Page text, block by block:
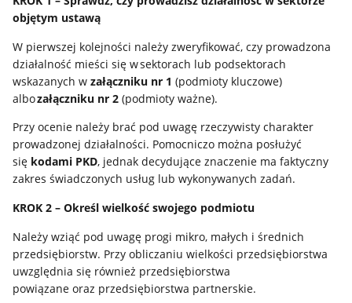
objętym ustawą
W pierwszej kolejności należy zweryfikować, czy prowadzona
działalność mieści się w sektorach lub podsektorach
wskazanych wzałączniku nr 1 (podmioty kluczowe)
albozałączniku nr 2 (podmioty ważne).
Przy ocenie należy brać pod uwagę rzeczywisty charakter
prowadzonej działalności. Pomocniczo można posłużyć
się kodami PKD, jednak decydujące znaczenie ma faktyczny
zakres świadczonych usług lub wykonywanych zadań.
KROK 2 – Określ wielkość swojego podmiotu
Należy wziąć pod uwagę progi mikro, małych i średnich
przedsiębiorstw. Przy obliczaniu wielkości przedsiębiorstwa
uwzględnia się również przedsiębiorstwa
powiązane oraz przedsiębiorstwa partnerskie.